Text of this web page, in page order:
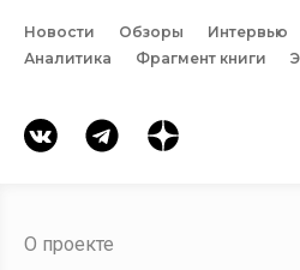
Новости Обзоры Интервью
Аналитика
Фрагмент книги
О проекте